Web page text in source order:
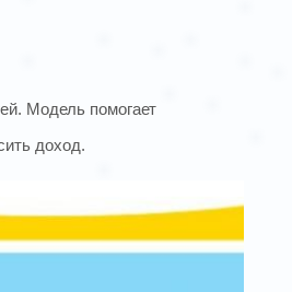
Модель помогает
доход.